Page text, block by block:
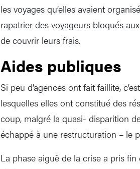
les voyages qu’elles avaient
rapatrier des voyageurs bloqués
de couvrir leurs frais.
Aides publiques
Si peu d’agences ont fait faillite,
lesquelles elles ont constitué des
coup, malgré la quasi- disparition
échappé à une restructuration – le
La phase aiguë de la crise a pris fin